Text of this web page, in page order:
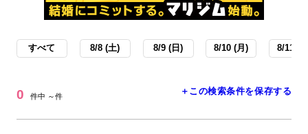
すべて 8/8 (土) 8/9 (日) 8/10 (月) 8/11 (
0 件中 ～件 ＋この検索条件を保存する